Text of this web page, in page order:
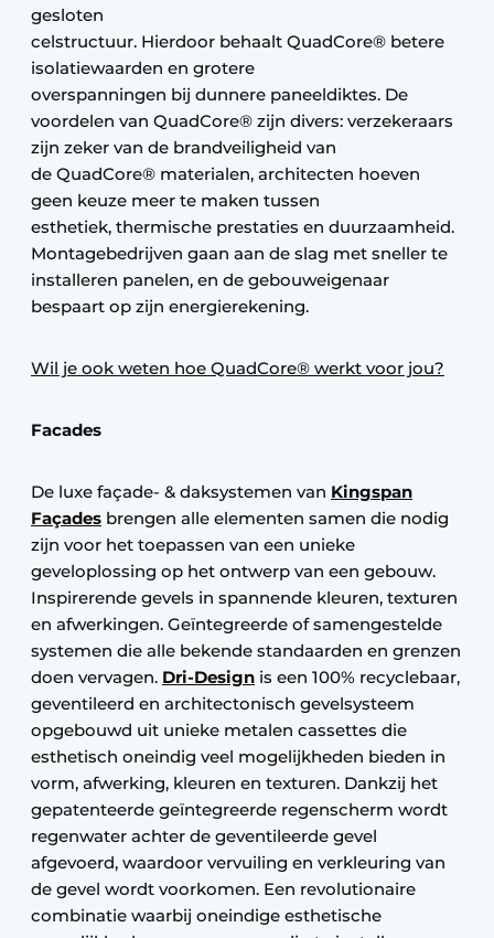
gesloten
celstructuur. Hierdoor behaalt QuadCore® betere
isolatiewaarden en grotere
overspanningen bij dunnere paneeldiktes. De
voordelen van QuadCore® zijn divers: verzekeraars
zijn zeker van de brandveiligheid van
de QuadCore® materialen, architecten hoeven
geen keuze meer te maken tussen
esthetiek, thermische prestaties en duurzaamheid.
Montagebedrijven gaan aan de slag met sneller te
installeren panelen, en de gebouweigenaar
bespaart op zijn energierekening.
Wil je ook weten hoe QuadCore® werkt voor jou?
Facades
De luxe façade- & daksystemen van Kingspan
Façades brengen alle elementen samen die nodig
zijn voor het toepassen van een unieke
geveloplossing op het ontwerp van een gebouw.
Inspirerende gevels in spannende kleuren, texturen
en afwerkingen. Geïntegreerde of samengestelde
systemen die alle bekende standaarden en grenzen
doen vervagen. Dri-Design is een 100% recyclebaar,
geventileerd en architectonisch gevelsysteem
opgebouwd uit unieke metalen cassettes die
esthetisch oneindig veel mogelijkheden bieden in
vorm, afwerking, kleuren en texturen. Dankzij het
gepatenteerde geïntegreerde regenscherm wordt
regenwater achter de geventileerde gevel
afgevoerd, waardoor vervuiling en verkleuring van
de gevel wordt voorkomen. Een revolutionaire
combinatie waarbij oneindige esthetische